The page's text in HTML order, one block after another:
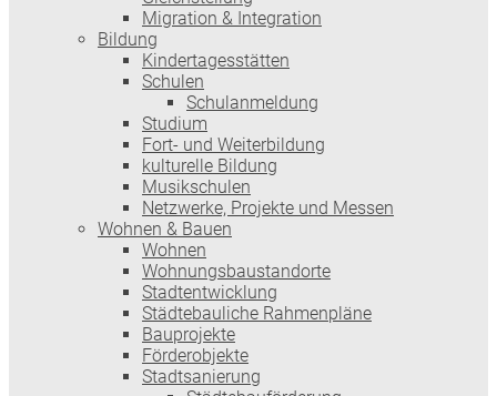
Migration & Integration
Bildung
Kindertagesstätten
Schulen
Schulanmeldung
Studium
Fort- und Weiterbildung
kulturelle Bildung
Musikschulen
Netzwerke, Projekte und Messen
Wohnen & Bauen
Wohnen
Wohnungsbaustandorte
Stadtentwicklung
Städtebauliche Rahmenpläne
Bauprojekte
Förderobjekte
Stadtsanierung